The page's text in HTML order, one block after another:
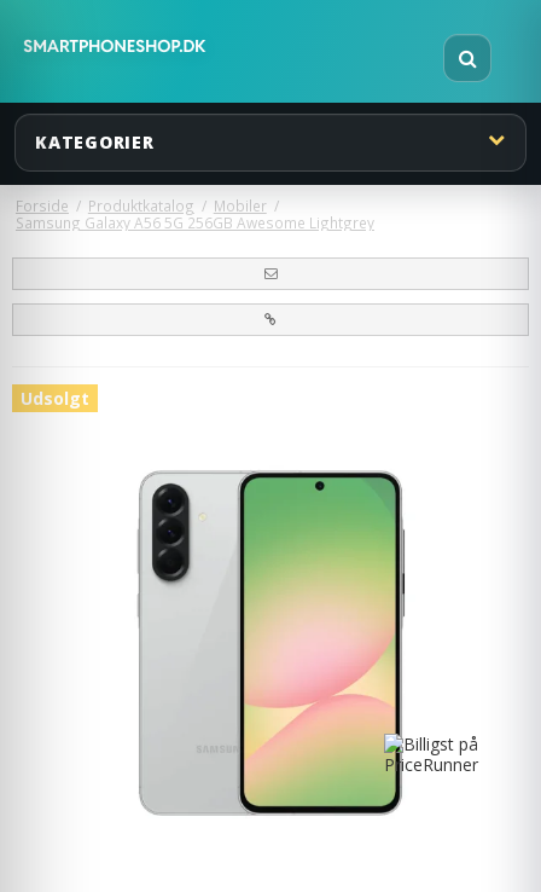
KATEGORIER
Forside / Produktkatalog / Mobiler /
Samsung Galaxy A56 5G 256GB Awesome Lightgrey
Udsolgt